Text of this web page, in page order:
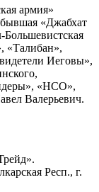
армия»
«Джабхат
Иеговы»,
«НСО»,
Валерьевич.
Респ., г.